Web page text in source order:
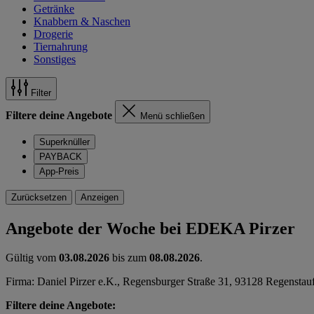
Getränke
Knabbern & Naschen
Drogerie
Tiernahrung
Sonstiges
Filter
Filtere deine Angebote Menü schließen
Superknüller
PAYBACK
App-Preis
Zurücksetzen Anzeigen
Angebote der Woche bei EDEKA Pirzer
Gültig vom 03.08.2026 bis zum 08.08.2026.
Firma: Daniel Pirzer e.K., Regensburger Straße 31, 93128
Filtere deine Angebote: